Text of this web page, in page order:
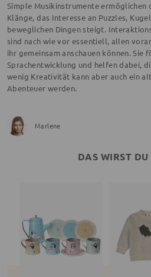
Simple Musikinstrumente ermöglichen
Klänge, das Interesse an Puzzles,
beweglichen Dingen steigt.
sind nach wie vor essentiell, allen
ihr gemeinsam anschauen können. Sie
Sprachentwicklung und helfen dabei,
wenig Kreativität kann aber auch ein
Abenteuer werden.
Marlene
DAS WIRST